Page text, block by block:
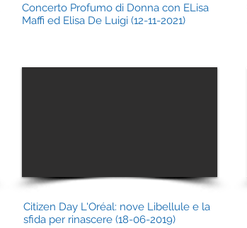
Concerto Profumo di Donna con ELisa
Maffi ed Elisa De Luigi (12-11-2021)
Citizen Day L'Oréal: nove Libellule e la
sfida per rinascere (18-06-2019)